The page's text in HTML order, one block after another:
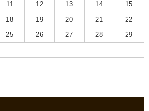
11 12 13 14 15
18 19 20 21 22
25 26 27 28 29